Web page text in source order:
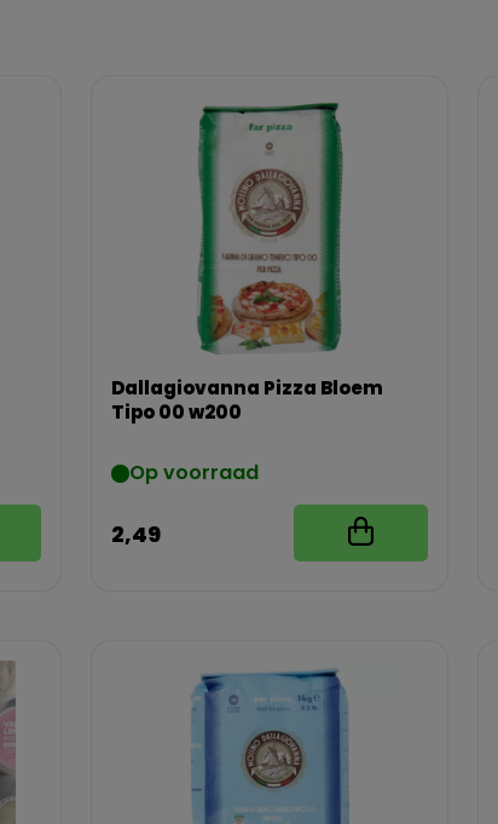
Dallagiovanna Pizza Bloem
Tipo 00 w200
Op voorraad
2,49